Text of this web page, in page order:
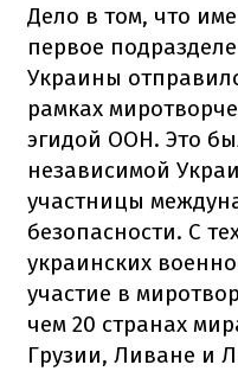
Дело в том, что
первое
Украины
рамках
эгидой ООН. Это
независимой
участницы
безопасности. С
украинских
участие в
чем 20 странах
Грузии, Ливане и